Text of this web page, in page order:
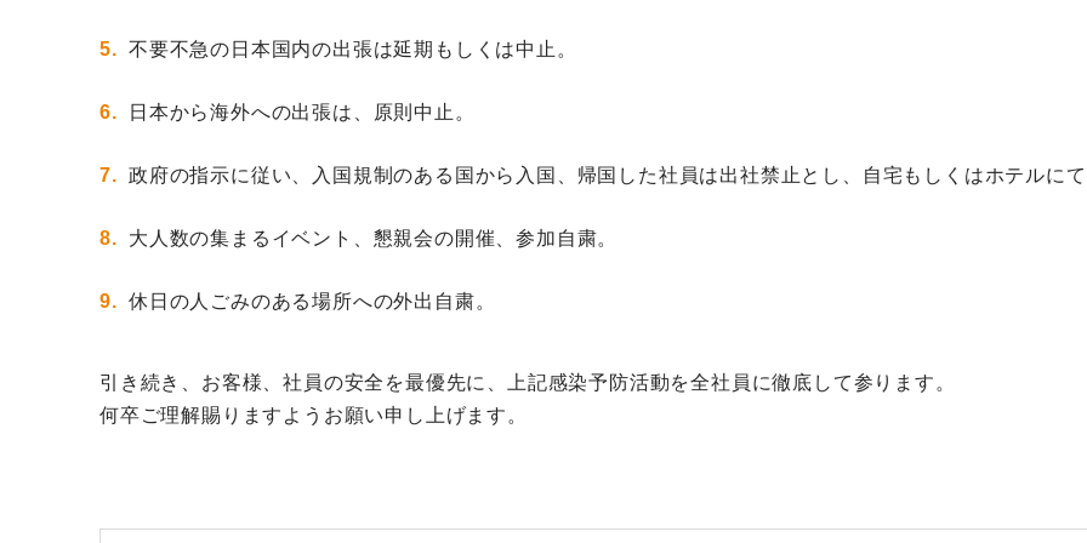
不要不急の日本国内の出張は延期もしくは中止。
日本から海外への出張は、原則中止。
政府の指示に従い、入国規制のある国から入国、帰国した社員は出社禁止とし、自宅もしくはホテルにて
大人数の集まるイベント、懇親会の開催、参加自粛。
休日の人ごみのある場所への外出自粛。
引き続き、お客様、社員の安全を最優先に、上記感染予防活動を全社員に徹底して参ります。
何卒ご理解賜りますようお願い申し上げます。